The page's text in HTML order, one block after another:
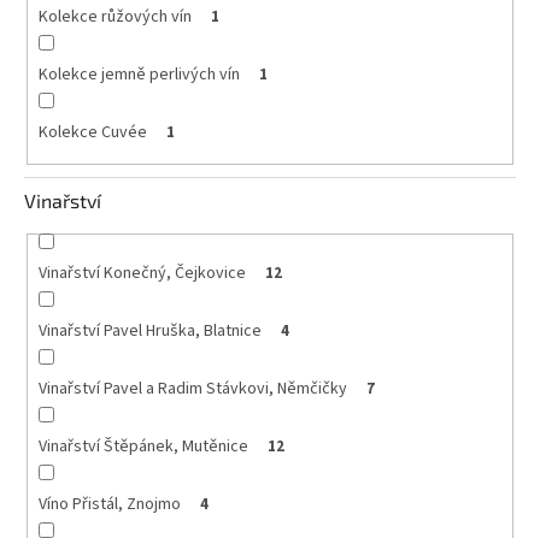
Kolekce růžových vín 1
Kolekce jemně perlivých vín 1
Kolekce Cuvée 1
Vinařství
Vinařství Konečný, Čejkovice 12
Vinařství Pavel Hruška, Blatnice 4
Vinařství Pavel a Radim Stávkovi, Němčičky 7
Vinařství Štěpánek, Mutěnice 12
Víno Přistál, Znojmo 4